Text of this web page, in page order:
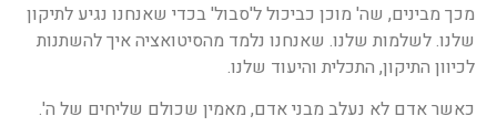
מכך מבינים, שה' מוכן כביכול ל'סבול' בכדי שאנחנו נגיע לתיקון
שלנו. לשלמות שלנו. שאנחנו נלמד מהסיטואציה איך להשתנות
לכיוון התיקון, התכלית והיעוד שלנו.
כאשר אדם לא נעלב מבני אדם, מאמין שכולם שליחים של ה'.